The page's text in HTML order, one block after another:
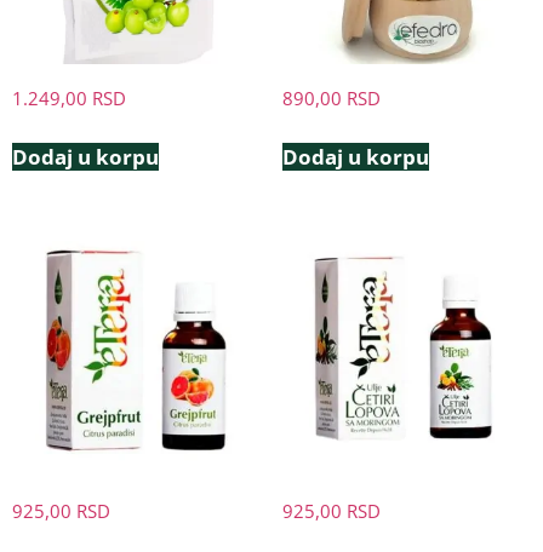
1.249,00 RSD
Dodaj u korpu
890,00 RSD
Dodaj u korpu
925,00 RSD 925,00 RSD